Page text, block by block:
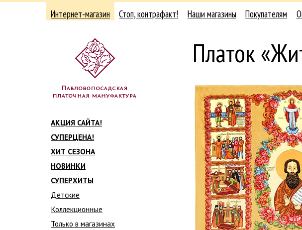
Интернет-магазин Стоп, контрафакт! Наши магазины Покупателям
АКЦИЯ САЙТА!
СУПЕРЦЕНА!
ХИТ СЕЗОНА
НОВИНКИ
СУПЕРХИТЫ
Детские
Коллекционные
Только в магазинах
Платок